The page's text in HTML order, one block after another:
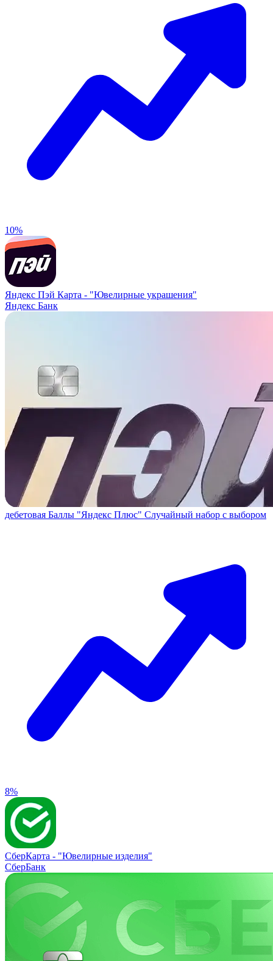
10%
Яндекс Пэй Карта - "Ювелирные украшения"
Яндекс Банк
дебетовая Баллы "Яндекс Плюс" Случайный набор с выбором
8%
СберКарта - "Ювелирные изделия"
СберБанк